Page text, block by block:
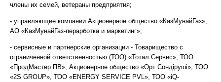
члены их семей, ветераны предприятия;
- управляющие компании Акционерное общество «КазМунайГаз»,
АО «КазМунайГаз-перарботка и маркетинг»;
- сервисные и партнерские организации - Товарищество с
ограниченной ответственностью (ТОО) «Тотал Сервис», ТОО
«ПродМастер ПВ», Акционерное общество «Орт Сондiрушi», ТОО
«2S GROUP», ТОО «ENERGY SERVICE PVL», ТОО «iQ-